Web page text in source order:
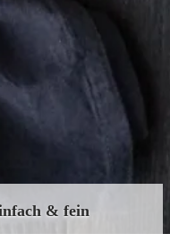
& fein